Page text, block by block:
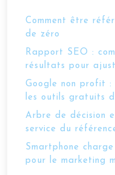
Comment être
de zéro
Rapport SEO :
résultats pour
Google non profit :
les outils gratuits
Arbre de décision
service du
Smartphone
pour le marketing